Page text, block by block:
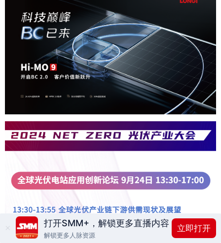
打开SMM+，解锁更多直播内容
解锁更多人脉资源
立即打开